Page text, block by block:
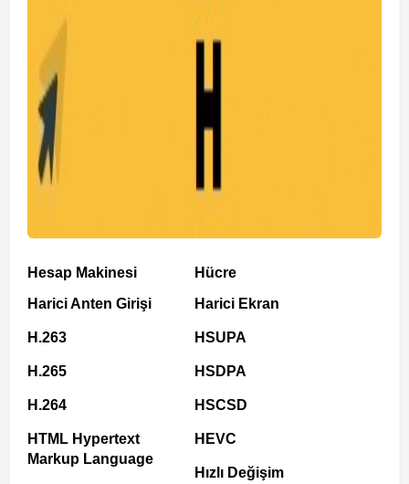
Hesap Makinesi
Harici Anten Girişi
H.263
H.265
H.264
HTML Hypertext
Markup Language
Hücre
Harici Ekran
HSUPA
HSDPA
HSCSD
HEVC
Hızlı Değişim